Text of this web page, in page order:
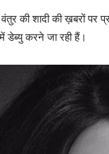
की शादी की ख़बरों पर
डेब्‍यु करने जा रही हैं।